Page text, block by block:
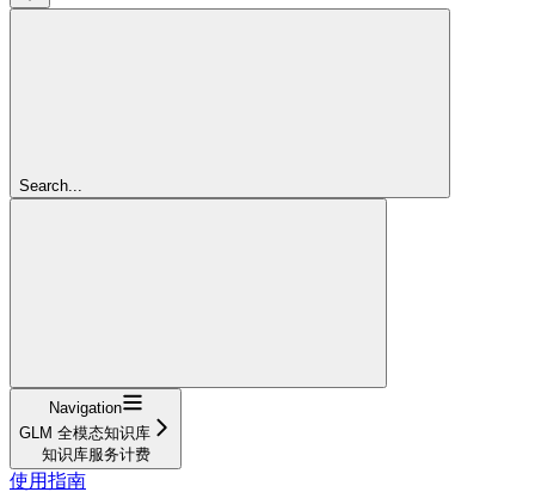
Search...
Navigation
GLM 全模态知识库
知识库服务计费
使用指南